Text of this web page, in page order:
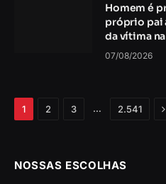
Homem é
próprio pai
da vítima
07/08/2026
1 2 3 … 2.541
NOSSAS ESCOLHAS